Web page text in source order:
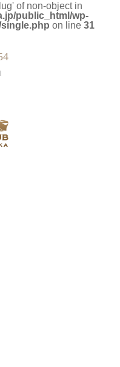
of non-object in
public_html/wp-
on line31